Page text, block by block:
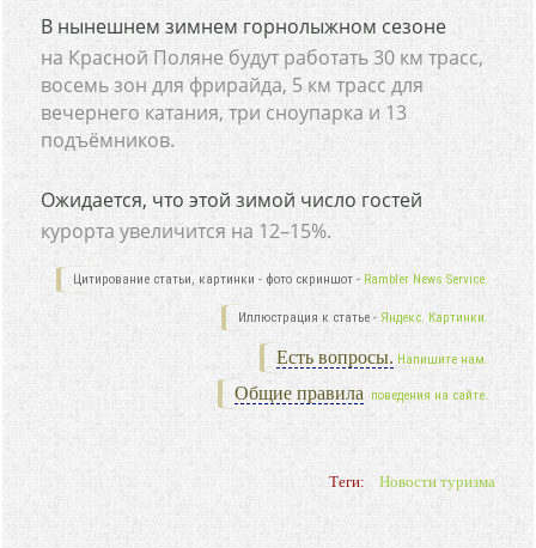
В нынешнем зимнем горнолыжном сезоне
на Красной Поляне будут работать 30 км трасс,
восемь зон для фрирайда, 5 км трасс для
вечернего катания, три сноупарка и 13
подъёмников.
Ожидается, что этой зимой число гостей
курорта увеличится на 12–15%.
Цитирование статьи, картинки - фото скриншот - Rambler News Service.
Иллюстрация к статье - Яндекс. Картинки.
Есть вопросы. Напишите нам.
Общие правила поведения на сайте.
Теги: Новости туризма